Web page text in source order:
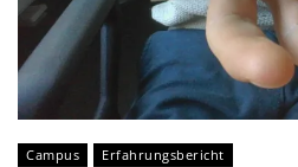
Campus Erfahrungsbericht